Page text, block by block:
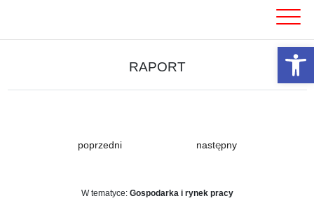
RAPORT
poprzedni następny
W tematyce: Gospodarka i rynek pracy